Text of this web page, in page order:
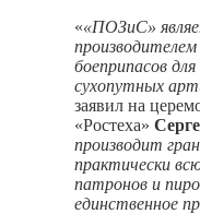
««ПОЗиС»
боеприпасов
сухопутных
заявил на
«Ростеха»
производит
практически
патронов и
единственное